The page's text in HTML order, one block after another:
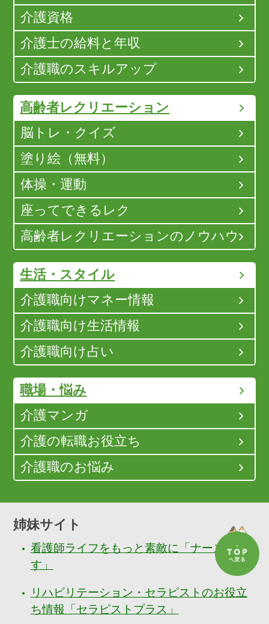
介護資格
介護士の給料と年収
介護職のスキルアップ
高齢者レクリエーション
脳トレ・クイズ
塗り絵（無料）
体操・運動
座ってできるレク
高齢者レクリエーションのノウハウ
生活・スタイル
介護職向けマネー情報
介護職向け生活情報
介護職向け占い
職場・悩み
介護マンガ
介護の転職お役立ち
介護職のお悩み
姉妹サイト
看護師ライフをもっと素敵に「ナースぷら
す」
リハビリテーション・セラピストのお役立
ち情報「セラピストプラス」